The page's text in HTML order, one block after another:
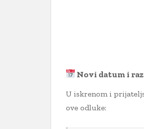
Novi datum i
U iskrenom i
ove odluke: